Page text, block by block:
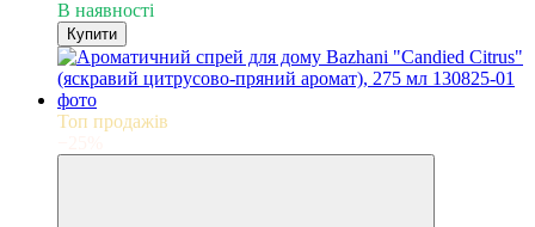
В наявності
Купити
Топ продажів